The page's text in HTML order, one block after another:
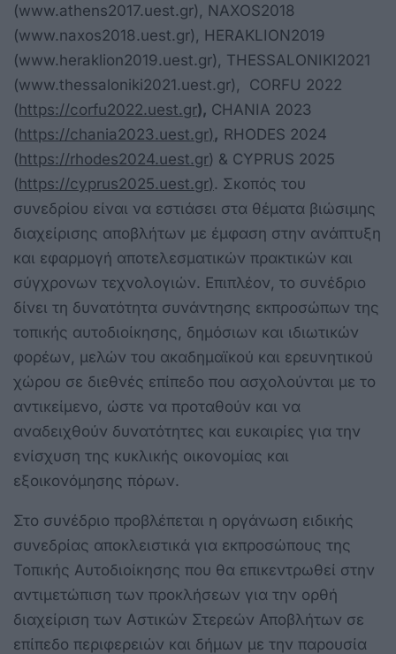
(www.athens2017.uest.gr), NAXOS2018
(www.naxos2018.uest.gr), HERAKLION2019
(www.heraklion2019.uest.gr), THESSALONIKI2021
(www.thessaloniki2021.uest.gr), CORFU 2022
(https://corfu2022.uest.gr), CHANIA 2023
(https://chania2023.uest.gr) , RHODES 2024
(https://rhodes2024.uest.gr) & CYPRUS 2025
(https://cyprus2025.uest.gr). Σκοπός του
συνεδρίου είναι να εστιάσει στα θέματα βιώσιμης
διαχείρισης αποβλήτων με έμφαση στην ανάπτυξη
και εφαρμογή αποτελεσματικών πρακτικών και
σύγχρονων τεχνολογιών. Επιπλέον, το συνέδριο
δίνει τη δυνατότητα συνάντησης εκπροσώπων της
τοπικής αυτοδιοίκησης, δημόσιων και ιδιωτικών
φορέων, μελών του ακαδημαϊκού και ερευνητικού
χώρου σε διεθνές επίπεδο που ασχολούνται με το
αντικείμενο, ώστε να προταθούν και να
αναδειχθούν δυνατότητες και ευκαιρίες για την
ενίσχυση της κυκλικής οικονομίας και
εξοικονόμησης πόρων.
Στο συνέδριο προβλέπεται η οργάνωση ειδικής
συνεδρίας αποκλειστικά για εκπροσώπους της
Τοπικής Αυτοδιοίκησης που θα επικεντρωθεί στην
αντιμετώπιση των προκλήσεων για την ορθή
διαχείριση των Αστικών Στερεών Αποβλήτων σε
επίπεδο περιφερειών και δήμων με την παρουσία